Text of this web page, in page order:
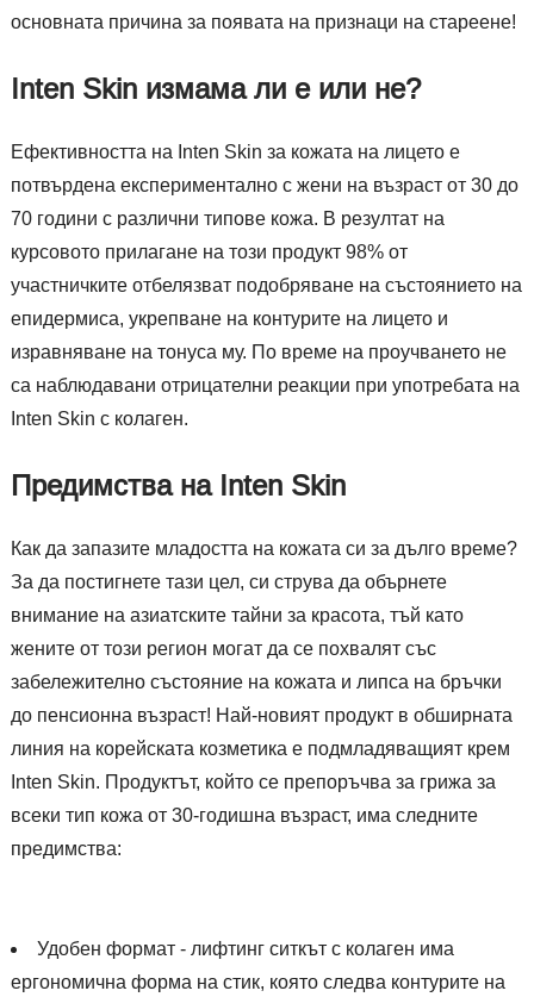
основната причина за появата на признаци на стареене!
Inten Skin измама ли е или не?
Ефективността на Inten Skin за кожата на лицето е
потвърдена експериментално с жени на възраст от 30 до
70 години с различни типове кожа. В резултат на
курсовото прилагане на този продукт 98% от
участничките отбелязват подобряване на състоянието на
епидермиса, укрепване на контурите на лицето и
изравняване на тонуса му. По време на проучването не
са наблюдавани отрицателни реакции при употребата на
Inten Skin с колаген.
Предимства на Inten Skin
Как да запазите младостта на кожата си за дълго време?
За да постигнете тази цел, си струва да обърнете
внимание на азиатските тайни за красота, тъй като
жените от този регион могат да се похвалят със
забележително състояние на кожата и липса на бръчки
до пенсионна възраст! Най-новият продукт в обширната
линия на корейската козметика е подмладяващият крем
Inten Skin. Продуктът, който се препоръчва за грижа за
всеки тип кожа от 30-годишна възраст, има следните
предимства:
Удобен формат - лифтинг ситкът с колаген има
ергономична форма на стик, която следва контурите на